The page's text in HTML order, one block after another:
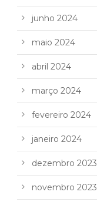
junho 2024
maio 2024
abril 2024
março 2024
fevereiro 2024
janeiro 2024
dezembro 2023
novembro 2023